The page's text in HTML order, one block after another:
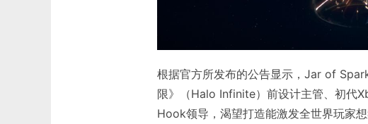
根据官方所发布的公告显示，Jar of
限》（Halo Infinite）前设计主管、初代
Hook领导，渴望打造能激发全世界玩家想